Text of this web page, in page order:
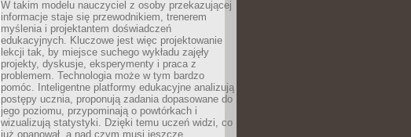
W takim modelu nauczyciel z osoby przekazującej
informacje staje się przewodnikiem, trenerem
myślenia i projektantem doświadczeń
edukacyjnych. Kluczowe jest więc projektowanie
lekcji tak, by miejsce suchego wykładu zajęły
projekty, dyskusje, eksperymenty i praca z
problemem. Technologia może w tym bardzo
pomóc. Inteligentne platformy edukacyjne analizują
postępy ucznia, proponują zadania dopasowane do
jego poziomu, przypominają o powtórkach i
wizualizują statystyki. Dzięki temu uczeń widzi, co
już opanował, a nad czym musi jeszcze